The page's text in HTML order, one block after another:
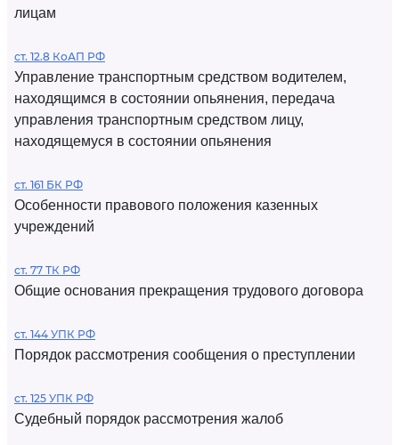
лицам
ст. 12.8 КоАП РФ
Управление транспортным средством водителем,
находящимся в состоянии опьянения, передача
управления транспортным средством лицу,
находящемуся в состоянии опьянения
ст. 161 БК РФ
Особенности правового положения казенных
учреждений
ст. 77 ТК РФ
Общие основания прекращения трудового договора
ст. 144 УПК РФ
Порядок рассмотрения сообщения о преступлении
ст. 125 УПК РФ
Судебный порядок рассмотрения жалоб